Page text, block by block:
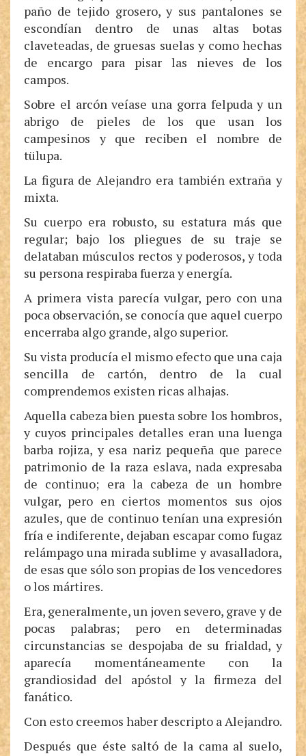
paño de tejido grosero, y sus pantalones se
escondían dentro de unas altas botas
claveteadas, de gruesas suelas y como hechas
de encargo para pisar las nieves de los
campos.
Sobre el arcón veíase una gorra felpuda y un
abrigo de pieles de los que usan los
campesinos y que reciben el nombre de
tülupa.
La figura de Alejandro era también extraña y
mixta.
Su cuerpo era robusto, su estatura más que
regular; bajo los pliegues de su traje se
delataban músculos rectos y poderosos, y toda
su persona respiraba fuerza y energía.
A primera vista parecía vulgar, pero con una
poca observación, se conocía que aquel cuerpo
encerraba algo grande, algo superior.
Su vista producía el mismo efecto que una caja
sencilla de cartón, dentro de la cual
comprendemos existen ricas alhajas.
Aquella cabeza bien puesta sobre los hombros,
y cuyos principales detalles eran una luenga
barba rojiza, y esa nariz pequeña que parece
patrimonio de la raza eslava, nada expresaba
de continuo; era la cabeza de un hombre
vulgar, pero en ciertos momentos sus ojos
azules, que de continuo tenían una expresión
fría e indiferente, dejaban escapar como fugaz
relámpago una mirada sublime y avasalladora,
de esas que sólo son propias de los vencedores
o los mártires.
Era, generalmente, un joven severo, grave y de
pocas palabras; pero en determinadas
circunstancias se despojaba de su frialdad, y
aparecía momentáneamente con la
grandiosidad del apóstol y la firmeza del
fanático.
Con esto creemos haber descripto a Alejandro.
Después que éste saltó de la cama al suelo,